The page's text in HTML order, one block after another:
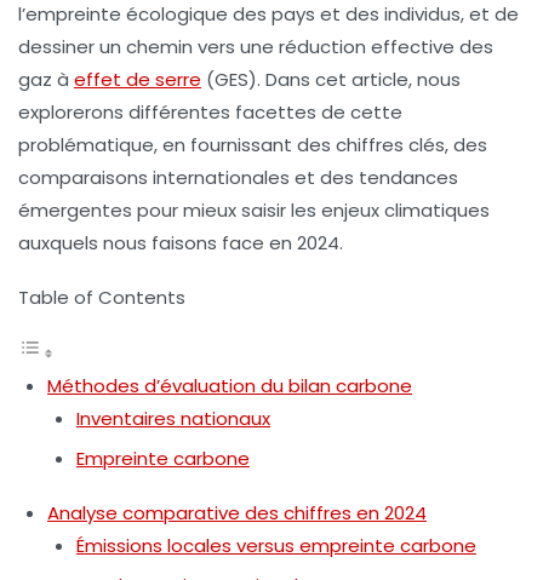
l’empreinte écologique des pays et des individus, et de
dessiner un chemin vers une réduction effective des
gaz à effet de serre (GES). Dans cet article, nous
explorerons différentes facettes de cette
problématique, en fournissant des chiffres clés, des
comparaisons internationales et des tendances
émergentes pour mieux saisir les enjeux climatiques
auxquels nous faisons face en 2024.
Table of Contents
Méthodes d’évaluation du bilan carbone
Inventaires nationaux
Empreinte carbone
Analyse comparative des chiffres en 2024
Émissions locales versus empreinte carbone